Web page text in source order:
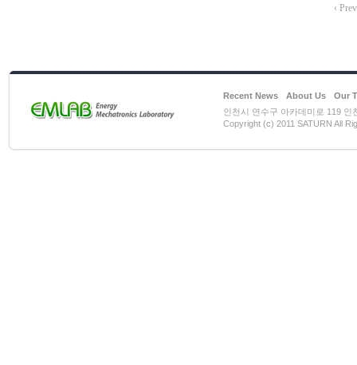
‹ Prev
Recent News About Us
Our
인천시 연수구 아카데미로 119 인
Copyright (c) 2011 SATURN All